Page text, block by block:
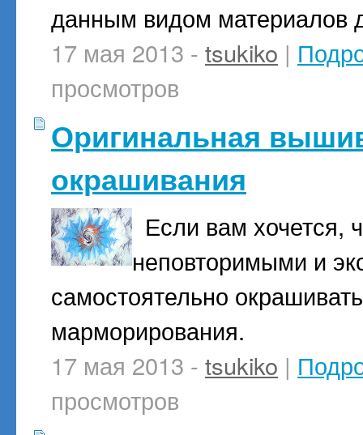
данным видом материалов
17 мая 2013 - tsukiko |
просмотров
Оригинальная
окрашивания
Если вам
неповторимыми и
самостоятельно
марморирования.
17 мая 2013 - tsukiko |
просмотров